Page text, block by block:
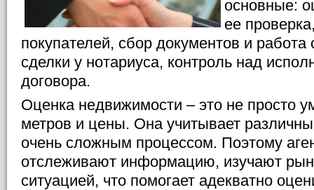
основные:
ее
покупателей, сбор документов и
сделки у нотариуса, контроль над
договора.
Оценка недвижимости – это не просто
метров и цены. Она учитывает
очень сложным процессом. Поэтому
отслеживают информацию, изучают
ситуацией, что помогает адекватно